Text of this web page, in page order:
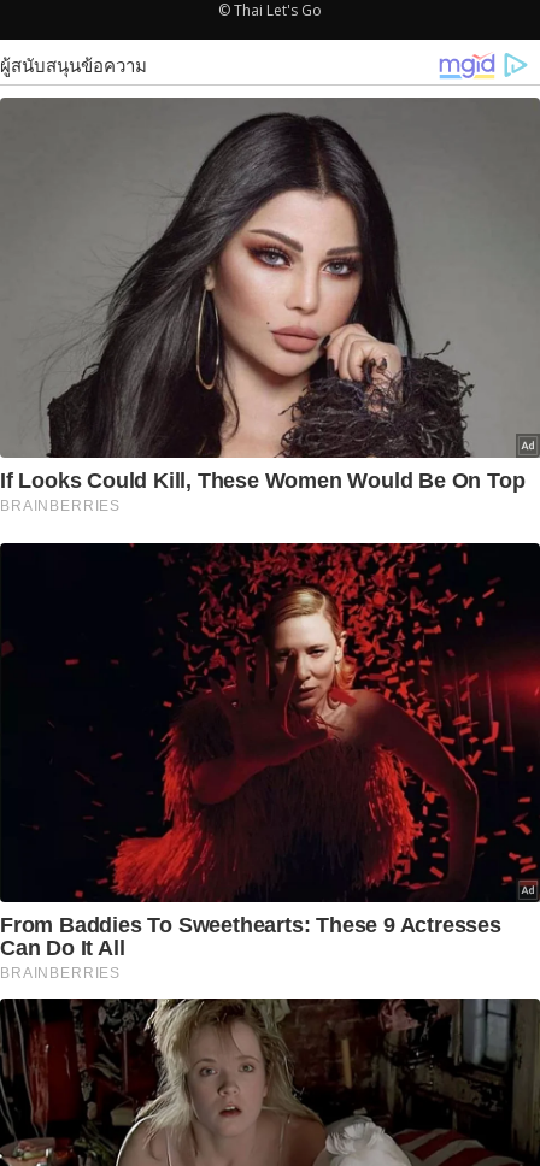
© Thai Let's Go